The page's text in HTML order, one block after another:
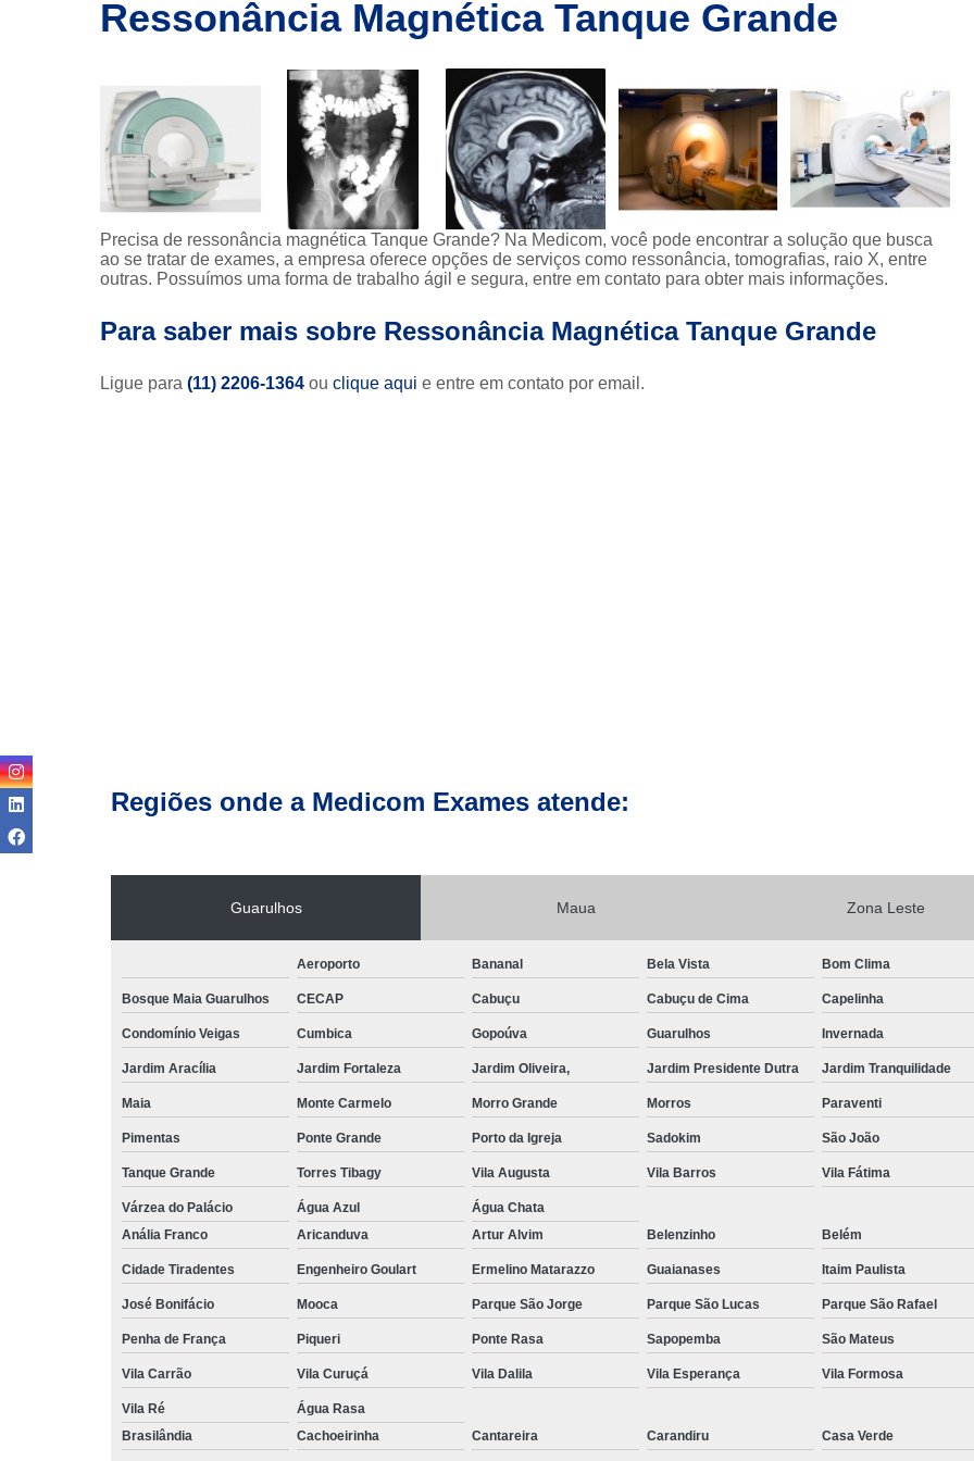
imagem
Exames de
Exames de
ressonância
magnética
Exames de
tomografia
Exames de
tomografia
computadorizada
Ressonâncias
Tomografia
Clínica de
Clínica de Ressonância Magnética em Sp
Ressonância Magnética
Clínica de Tomografia de Coluna
Clínica para Fazer Tomografia
Clínica para Fazer Tomografia do Abdome
Clínica para Tomografia
Clínica para Tomografia de Coluna
Clínica para Exames
Clínica para Exames de
Clínicas para Exame de
Exame de Imagem de
Exame de Imagem de
Exame de Imagem de
Exame de Imagem de
Exame de Imagem de
Exame de Imagem de
Exame de Imagem de
Exame de Imagem
Exame de Imagem Tomografia do Crânio
Ressonância Magnética Abdominal e
Ressonância Magnética Cerebral
Ressonância Magnética de Abdome Superior
Ressonância Magnética do Coração
Ressonância Magnética
Ressonância Magnética Tanque Grande
Precisa de ressonância magnética Tanque Grande? Na Medicom, você pode encontrar a solução que busca
ao se tratar de exames, a empresa oferece opções de serviços como ressonância, tomografias, raio X, entre
outras. Possuímos uma forma de trabalho ágil e segura, entre em contato para obter mais informações.
Para saber mais sobre Ressonância Magnética Tanque Grande
Ligue para (11) 2206-1364 ou clique aqui e entre em contato por email.
Regiões onde a Medicom Exames atende:
Guarulhos Maua Zona Leste
Aeroporto Bananal Bela Vista Bom Clima
Bosque Maia Guarulhos CECAP Cabuçu Cabuçu de Cima Capelinha
Condomínio Veigas Cumbica Gopoúva Guarulhos Invernada
Jardim Aracília Jardim Fortaleza Jardim Oliveira, Jardim Presidente Dutra Jardim Tranquilidade
Maia Monte Carmelo Morro Grande Morros Paraventi
Pimentas Ponte Grande Porto da Igreja Sadokim São João
Tanque Grande Torres Tibagy Vila Augusta Vila Barros Vila Fátima
Várzea do Palácio Água Azul
Água Chata
Anália Franco
Aricanduva Artur Alvim Belenzinho Belém
Cidade Tiradentes Engenheiro Goulart Ermelino Matarazzo Guaianases Itaim Paulista
José Bonifácio Mooca Parque São Jorge Parque São Lucas Parque São Rafael
Penha de França Piqueri Ponte Rasa Sapopemba São Mateus
Vila Carrão Vila Curuçá Vila Dalila Vila Esperança Vila Formosa
Vila Ré
Água Rasa
Brasilândia
Cachoeirinha Cantareira Carandiru Casa Verde